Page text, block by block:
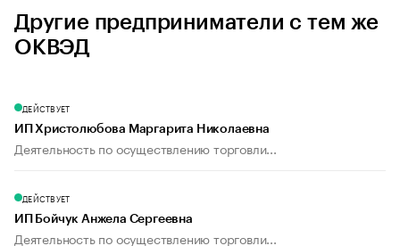
Другие предприниматели с тем же
ОКВЭД
ДЕЙСТВУЕТ
ИП Христолюбова Маргарита Николаевна
Деятельность по осуществлению торговли...
ДЕЙСТВУЕТ
ИП Бойчук Анжела Сергеевна
Деятельность по осуществлению торговли...